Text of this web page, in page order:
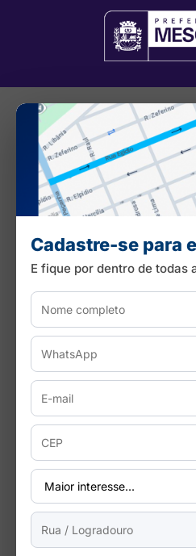
Cadastre-se para
E fique por dentro de todas